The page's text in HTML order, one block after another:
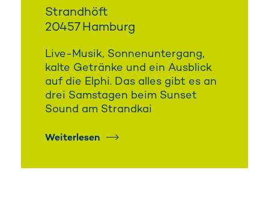
Strandhöft
20457 Hamburg
Live-Musik, Sonnenuntergang,
kalte Getränke und ein Ausblick
auf die Elphi. Das alles gibt es an
drei Samstagen beim Sunset
Sound am Strandkai
Weiterlesen